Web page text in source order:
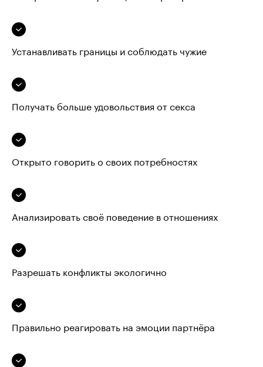
Устанавливать границы и соблюдать чужие
Получать больше удовольствия от секса
Открыто говорить о своих потребностях
Анализировать своё поведение в отношениях
Разрешать конфликты экологично
Правильно реагировать на эмоции партнёра